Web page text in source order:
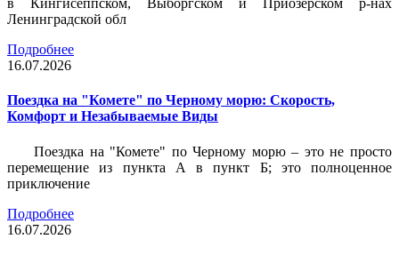
в Кингисеппском, Выборгском и Приозерском р-нах
Ленинградской обл
Подробнее
16.07.2026
Поездка на "Комете" по Черному морю: Скорость,
Комфорт и Незабываемые Виды
Поездка на "Комете" по Черному морю – это не просто
перемещение из пункта А в пункт Б; это полноценное
приключение
Подробнее
16.07.2026